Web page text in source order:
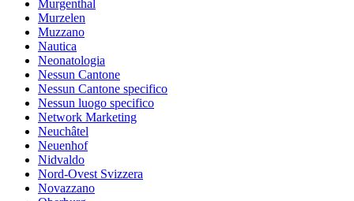
Murgenthal
Murzelen
Muzzano
Nautica
Neonatologia
Nessun Cantone
Nessun Cantone specifico
Nessun luogo specifico
Network Marketing
Neuchâtel
Neuenhof
Nidvaldo
Nord-Ovest Svizzera
Novazzano